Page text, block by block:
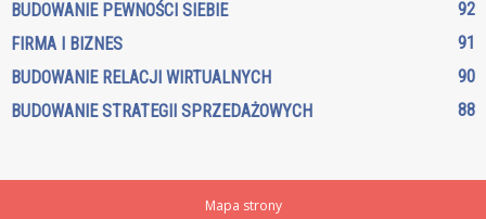
BUDOWANIE PEWNOŚCI SIEBIE
92
FIRMA I BIZNES
91
BUDOWANIE RELACJI WIRTUALNYCH
90
BUDOWANIE STRATEGII SPRZEDAŻOWYCH
88
Mapa strony